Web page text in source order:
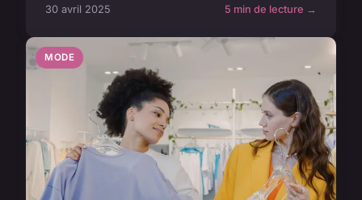
30 avril 2025 5 min de lecture →
MODE